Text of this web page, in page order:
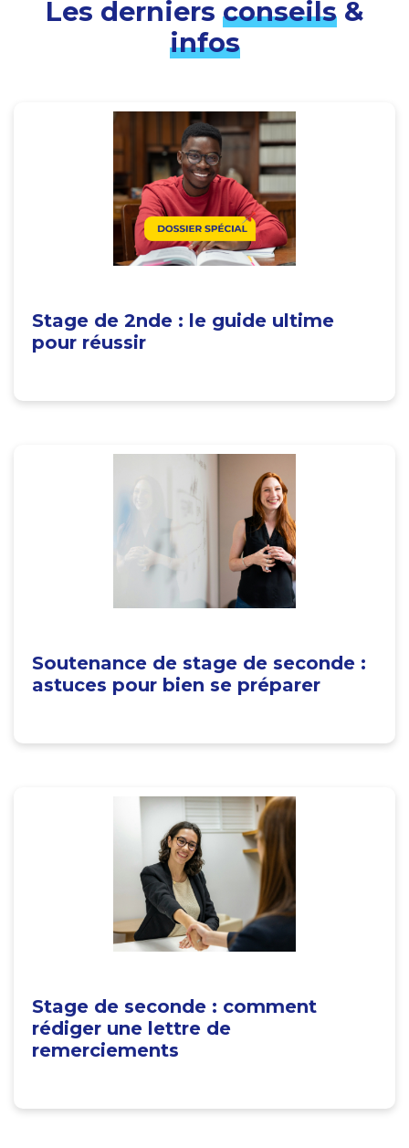
Les derniers conseils&
infos
Stage de 2nde : le guide ultime
pour réussir
Soutenance de stage de seconde :
astuces pour bien se préparer
Stage de seconde : comment
rédiger une lettre de
remerciements